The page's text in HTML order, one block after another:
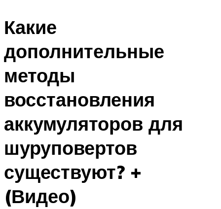
Какие
дополнительные
методы
восстановления
аккумуляторов для
шуруповертов
существуют? +
(Видео)